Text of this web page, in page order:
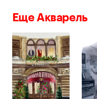
Еще Акварель